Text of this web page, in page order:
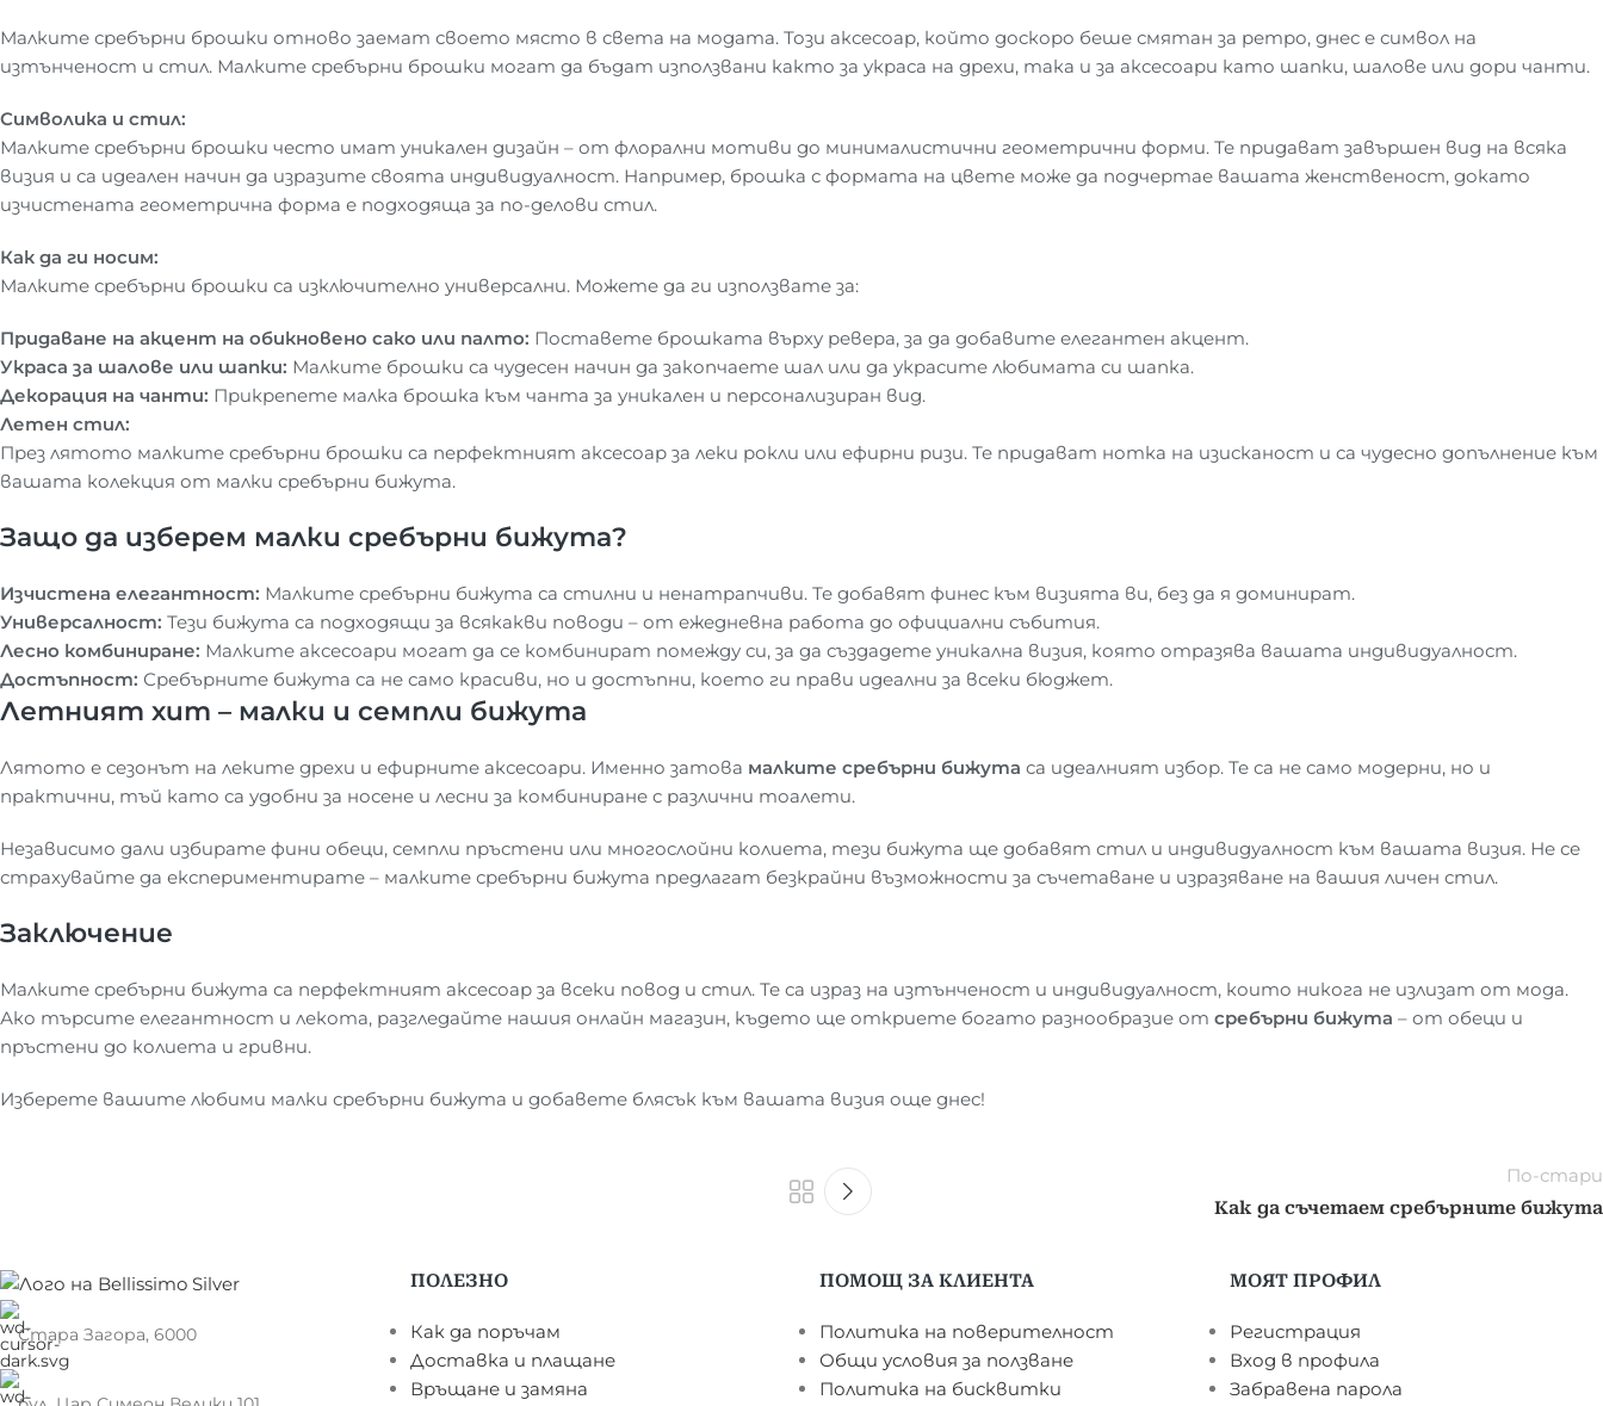
Малките сребърни брошки отново заемат своето място в света на модата. Този аксесоар, който доскоро беше смятан за ретро, днес е символ на
изтънченост и стил. Малките сребърни брошки могат да бъдат използвани както за украса на дрехи, така и за аксесоари като шапки, шалове или дори чанти.
Символика и стил:
Малките сребърни брошки често имат уникален дизайн – от флорални мотиви до минималистични геометрични форми. Те придават завършен вид на всяка
визия и са идеален начин да изразите своята индивидуалност. Например, брошка с формата на цвете може да подчертае вашата женственост, докато
изчистената геометрична форма е подходяща за по-делови стил.
Как да ги носим:
Малките сребърни брошки са изключително универсални. Можете да ги използвате за:
Придаване на акцент на обикновено сако или палто: Поставете брошката върху ревера, за да добавите елегантен акцент.
Украса за шалове или шапки: Малките брошки са чудесен начин да закопчаете шал или да украсите любимата си шапка.
Декорация на чанти: Прикрепете малка брошка към чанта за уникален и персонализиран вид.
Летен стил:
През лятото малките сребърни брошки са перфектният аксесоар за леки рокли или ефирни ризи. Те придават нотка на изисканост и са чудесно допълнение към
вашата колекция от малки сребърни бижута.
Защо да изберем малки сребърни бижута?
Изчистена елегантност: Малките сребърни бижута са стилни и ненатрапчиви. Те добавят финес към визията ви, без да я доминират.
Универсалност: Тези бижута са подходящи за всякакви поводи – от ежедневна работа до официални събития.
Лесно комбиниране: Малките аксесоари могат да се комбинират помежду си, за да създадете уникална визия, която отразява вашата индивидуалност.
Достъпност: Сребърните бижута са не само красиви, но и достъпни, което ги прави идеални за всеки бюджет.
Летният хит – малки и семпли бижута
Лятото е сезонът на леките дрехи и ефирните аксесоари. Именно затова малките сребърни бижута са идеалният избор. Те са не само модерни, но и
практични, тъй като са удобни за носене и лесни за комбиниране с различни тоалети.
Независимо дали избирате фини обеци, семпли пръстени или многослойни колиета, тези бижута ще добавят стил и индивидуалност към вашата визия. Не се
страхувайте да експериментирате – малките сребърни бижута предлагат безкрайни възможности за съчетаване и изразяване на вашия личен стил.
Заключение
Малките сребърни бижута са перфектният аксесоар за всеки повод и стил. Те са израз на изтънченост и индивидуалност, които никога не излизат от мода.
Ако търсите елегантност и лекота, разгледайте нашия онлайн магазин, където ще откриете богато разнообразие от сребърни бижута – от обеци и
пръстени до колиета и гривни.
Изберете вашите любими малки сребърни бижута и добавете блясък към вашата визия още днес!
По-стари
Как да съчетаем сребърните бижута
Стара Загора, 6000
ПОЛЕЗНО
Как да поръчам
Доставка и плащане
Връщане и замяна
ПОМОЩ ЗА КЛИЕНТА
Политика на поверителност
Общи условия за ползване
Политика на бисквитки
МОЯТ ПРОФИЛ
Регистрация
Вход в профила
Забравена парола